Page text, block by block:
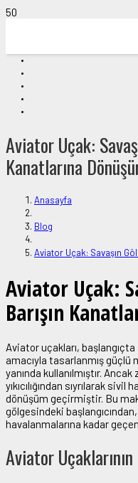
Aviator Uçak:
Kanatlarına
Anasayfa
Blog
Aviator Uçak: Savaşın
Aviator Uçak:
Barışın
Aviator uçakları,
amacıyla tasarlanmış güçlü
yanında kullanılmıştır.
yıkıcılığından sıyrılarak
dönüşüm geçirmiştir. Bu
gölgesindeki
havalanmalarına kadar
Aviator